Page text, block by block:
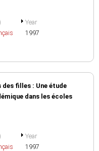
Year
1997
filles : Une étude
dans les écoles
Year
1997